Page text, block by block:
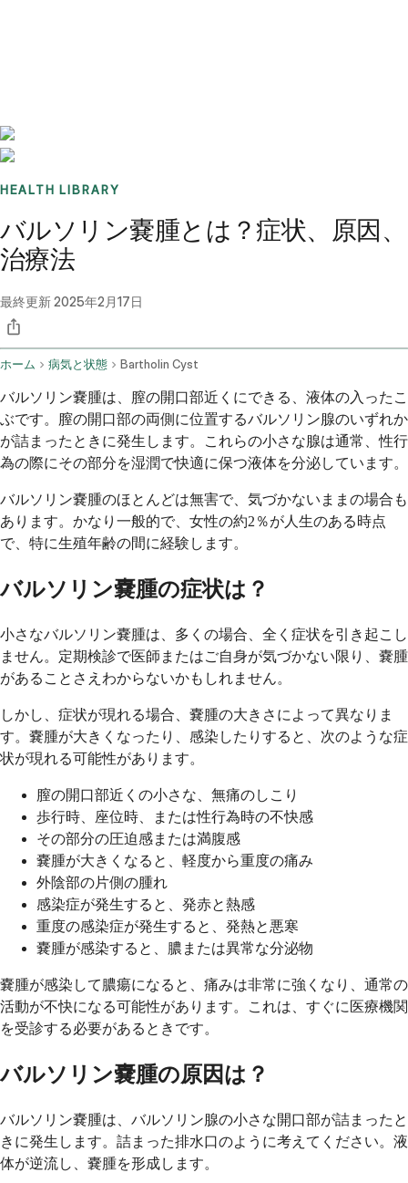
HEALTH LIBRARY
バルソリン嚢腫とは？症状、原因、
治療法
最終更新2025年2月17日
ホーム 病気と状態 Bartholin Cyst
バルソリン嚢腫は、膣の開口部近くにできる、液体の入ったこ
ぶです。膣の開口部の両側に位置するバルソリン腺のいずれか
が詰まったときに発生します。これらの小さな腺は通常、性行
為の際にその部分を湿潤で快適に保つ液体を分泌しています。
バルソリン嚢腫のほとんどは無害で、気づかないままの場合も
あります。かなり一般的で、女性の約2％が人生のある時点
で、特に生殖年齢の間に経験します。
バルソリン嚢腫の症状は？
小さなバルソリン嚢腫は、多くの場合、全く症状を引き起こし
ません。定期検診で医師またはご自身が気づかない限り、嚢腫
があることさえわからないかもしれません。
しかし、症状が現れる場合、嚢腫の大きさによって異なりま
す。嚢腫が大きくなったり、感染したりすると、次のような症
状が現れる可能性があります。
膣の開口部近くの小さな、無痛のしこり
歩行時、座位時、または性行為時の不快感
その部分の圧迫感または満腹感
嚢腫が大きくなると、軽度から重度の痛み
外陰部の片側の腫れ
感染症が発生すると、発赤と熱感
重度の感染症が発生すると、発熱と悪寒
嚢腫が感染すると、膿または異常な分泌物
嚢腫が感染して膿瘍になると、痛みは非常に強くなり、通常の
活動が不快になる可能性があります。これは、すぐに医療機関
を受診する必要があるときです。
バルソリン嚢腫の原因は？
バルソリン嚢腫は、バルソリン腺の小さな開口部が詰まったと
きに発生します。詰まった排水口のように考えてください。液
体が逆流し、嚢腫を形成します。